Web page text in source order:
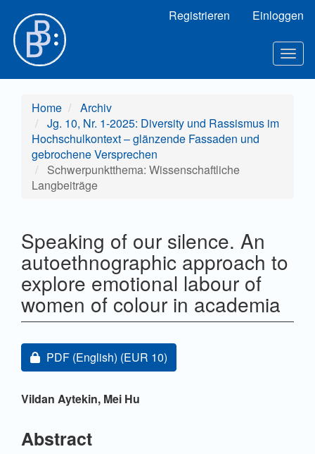
Hauptinhalt
Sidebar
Registrieren Einloggen
Home
Archiv
Jg. 10, Nr. 1-2025: Diversity und Rassismus im
Hochschulkontext – glänzende Fassaden und
gebrochene Versprechen
Schwerpunktthema: Wissenschaftliche
Langbeiträge
Speaking of our silence. An
autoethnographic approach to
explore emotional labour of
women of colour in academia
Artikel-Sidebar
Zugang für Abonnent/innen oder durch Zahlung einer
PDF (English) (EUR 10)
Hauptsächlicher Artikelinhalt
Vildan Aytekin, Mei Hu
Abstract